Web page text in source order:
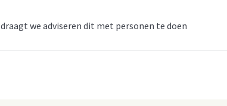
we adviseren dit met personen te doen